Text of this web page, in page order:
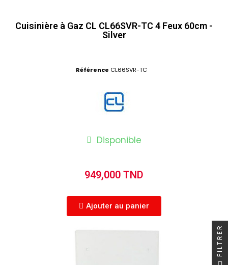
Cuisinière à Gaz CL CL66SVR-TC 4 Feux 60cm -
Silver
Référence CL66SVR-TC
Disponible
949,000 TND
Ajouter au panier
FILTRER